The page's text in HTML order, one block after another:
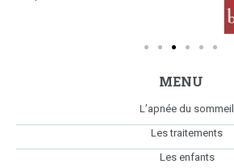
MENU
L’apnée du sommeil
Les traitements
Les enfants